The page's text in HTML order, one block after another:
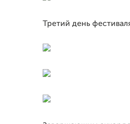
Третий день